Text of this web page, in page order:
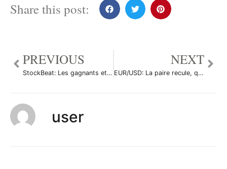
Share this post:
PREVIOUS
StockBeat: Les gagnants et les perdants des enchères 5G en Allemagne
NEXT
EUR/USD: La paire recule, quels sont les signaux et objectifs à prendre en compte?
user